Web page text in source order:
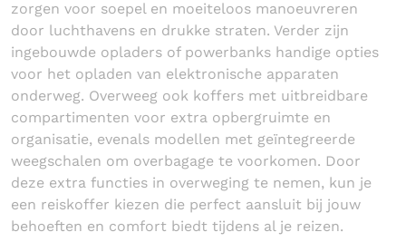
zorgen voor soepel en moeiteloos manoeuvreren
door luchthavens en drukke straten. Verder zijn
ingebouwde opladers of powerbanks handige opties
voor het opladen van elektronische apparaten
onderweg. Overweeg ook koffers met uitbreidbare
compartimenten voor extra opbergruimte en
organisatie, evenals modellen met geïntegreerde
weegschalen om overbagage te voorkomen. Door
deze extra functies in overweging te nemen, kun je
een reiskoffer kiezen die perfect aansluit bij jouw
behoeften en comfort biedt tijdens al je reizen.